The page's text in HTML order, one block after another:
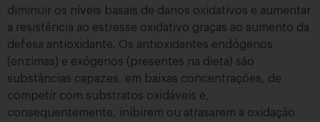
diminuir os níveis basais de danos oxidativos e aumentar
a resistência ao estresse oxidativo graças ao aumento da
defesa antioxidante. Os antioxidantes endógenos
(enzimas) e exógenos (presentes na dieta) são
substâncias capazes, em baixas concentrações, de
competir com substratos oxidáveis e,
consequentemente, inibirem ou atrasarem a oxidação